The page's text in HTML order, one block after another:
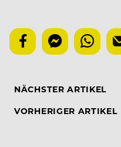
NÄCHSTER ARTIKEL
VORHERIGER ARTIKEL